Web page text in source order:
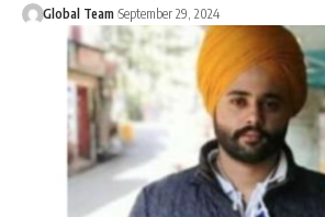
Global Team September 29, 2024